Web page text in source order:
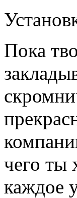
Пока
чего ты
каждое